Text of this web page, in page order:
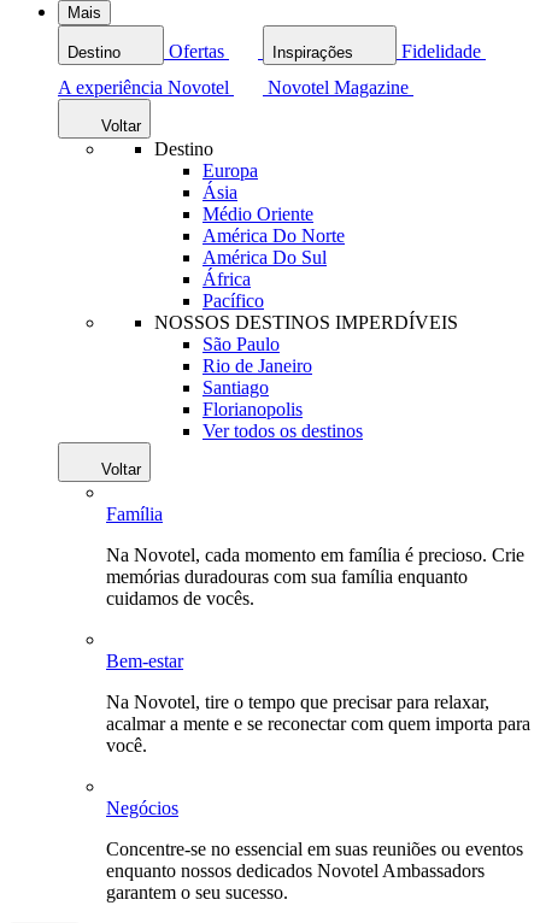
Mais
Destino Ofertas Inspirações
Fidelidade
A experiência Novotel
Novotel Magazine
Voltar
Destino
Europa
Ásia
Médio Oriente
América Do Norte
América Do Sul
África
Pacífico
NOSSOS DESTINOS IMPERDÍVEIS
São Paulo
Rio de Janeiro
Santiago
Florianopolis
Ver todos os destinos
Voltar
Família
Na Novotel, cada momento em família é precioso. Crie
memórias duradouras com sua família enquanto
cuidamos de vocês.
Bem-estar
Na Novotel, tire o tempo que precisar para relaxar,
acalmar a mente e se reconectar com quem importa para
você.
Negócios
Concentre-se no essencial em suas reuniões ou eventos
enquanto nossos dedicados Novotel Ambassadors
garantem o seu sucesso.